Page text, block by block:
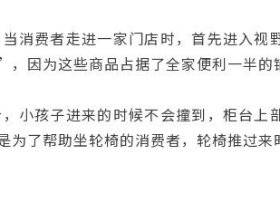
消费者走进一家门店时，首先进入视
因为这些商品占据了全家便利一半的
小孩子进来的时候不会撞到，柜台上
为了帮助坐轮椅的消费者，轮椅推过